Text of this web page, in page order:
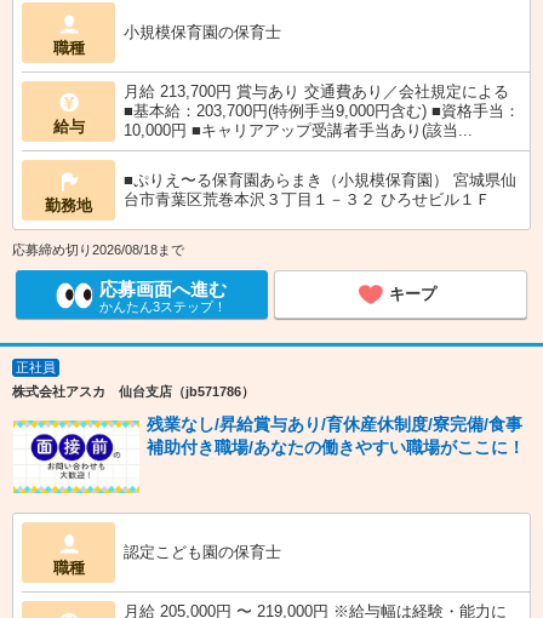
職種
小規模保育園の保育士
給与
月給 213,700円 賞与あり 交通費あり／会社規定による
■基本給：203,700円(特例手当9,000円含む) ■資格手当：
10,000円 ■キャリアアップ受講者手当あり(該当...
勤務地
■ぷりえ〜る保育園あらまき（小規模保育園） 宮城県仙
台市青葉区荒巻本沢３丁目１－３２ ひろせビル１Ｆ
応募締め切り2026/08/18まで
応募画面へ進む
かんたん3ステップ！
キープ
正社員
株式会社アスカ 仙台支店（jb571786）
残業なし/昇給賞与あり/育休産休制度/寮完備/食事
補助付き職場/あなたの働きやすい職場がここに！
職種
認定こども園の保育士
月給 205,000円 〜 219,000円 ※給与幅は経験・能力に